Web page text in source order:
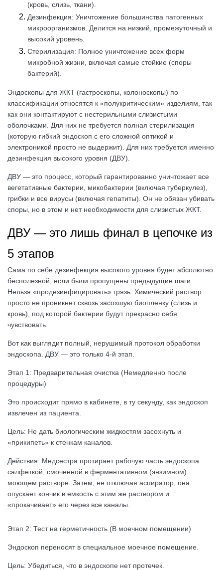
(кровь, слизь, ткани).
Дезинфекция: Уничтожение большинства патогенных
микроорганизмов. Делится на низкий, промежуточный и
высокий уровень.
Стерилизация: Полное уничтожение всех форм
микробной жизни, включая самые стойкие (споры
бактерий).
Эндоскопы для ЖКТ (гастроскопы, колоноскопы) по
классификации относятся к «полукритическим» изделиям, так
как они контактируют с нестерильными слизистыми
оболочками. Для них не требуется полная стерилизация
(которую гибкий эндоскоп с его сложной оптикой и
электроникой просто не выдержит). Для них требуется именно
дезинфекция высокого уровня (ДВУ).
ДВУ — это процесс, который гарантированно уничтожает все
вегетативные бактерии, микобактерии (включая туберкулез),
грибки и все вирусы (включая гепатиты). Он не обязан убивать
споры, но в этом и нет необходимости для слизистых ЖКТ.
ДВУ — это лишь финал в цепочке из
5 этапов
Сама по себе дезинфекция высокого уровня будет абсолютно
бесполезной, если были пропущены предыдущие шаги.
Нельзя «продезинфицировать» грязь. Химический раствор
просто не проникнет сквозь засохшую биопленку (слизь и
кровь), под которой бактерии будут прекрасно себя
чувствовать.
Вот как выглядит полный, нерушимый протокол обработки
эндоскопа. ДВУ — это только 4-й этап.
Этап 1: Предварительная очистка (Немедленно после
процедуры)
Это происходит прямо в кабинете, в ту секунду, как эндоскоп
извлечен из пациента.
Цель: Не дать биологическим жидкостям засохнуть и
«прикипеть» к стенкам каналов.
Действия: Медсестра протирает рабочую часть эндоскопа
салфеткой, смоченной в ферментативном (энзимном)
моющем растворе. Затем, не отключая аспиратор, она
опускает кончик в емкость с этим же раствором и
«прокачивает» его через все каналы.
Этап 2: Тест на герметичность (В моечном помещении)
Эндоскоп переносят в специальное моечное помещение.
Цель: Убедиться, что в эндоскопе нет протечек.